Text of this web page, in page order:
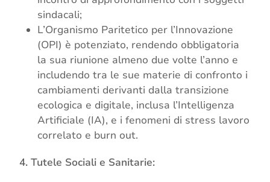
sindacali;
L’Organismo Paritetico per l’Innovazione
(OPI) è potenziato, rendendo obbligatoria
la sua riunione almeno due volte l’anno e
includendo tra le sue materie di confronto i
cambiamenti derivanti dalla transizione
ecologica e digitale, inclusa l’Intelligenza
Artificiale (IA), e i fenomeni di stress lavoro
correlato e burn out.
4. Tutele Sociali e Sanitarie: